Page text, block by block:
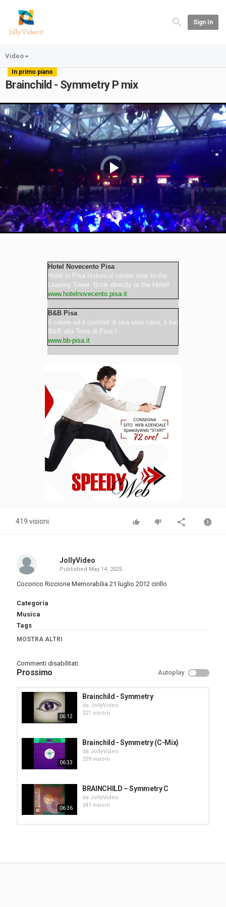
Sign In
Video
In primo piano
Brainchild - Symmetry P mix
Video
Player
is
loading.
Play
Video
Hotel Novecento Pisa
Hotel in Pisa historical center near to the
Leaning Tower. Book directly to the Hotel!
www.hotelnovecento.pisa.it
B&B Pisa
Il calore ed il comfort di una vera casa, il tuo
B&B alla Torre di Pisa !
www.bb-pisa.it
419 visioni
JollyVideo
Published May 14, 2025
Cocorico Riccione Memorabilia 21 luglio 2012 cirillo
Categoria
Musica
Tags
Techno
Trance
MOSTRA ALTRI
Commenti disabilitati.
Prossimo Autoplay
06:12
Brainchild - Symmetry
da JollyVideo
221 visioni
06:33
Brainchild - Symmetry (C-Mix)
da JollyVideo
259 visioni
06:36
BRAINCHILD – Symmetry C
da JollyVideo
241 visioni